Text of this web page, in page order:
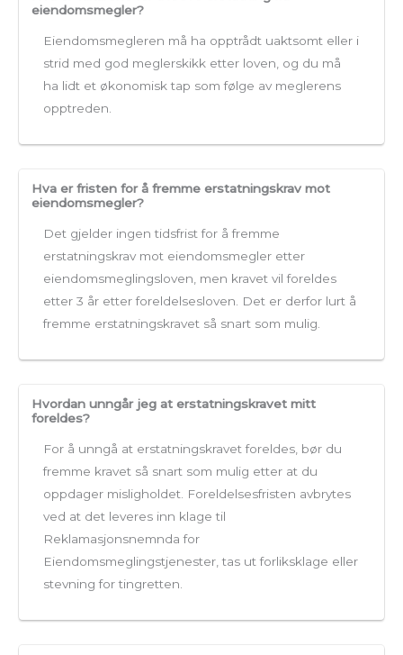
eiendomsmegler?
Eiendomsmegleren må ha opptrådt uaktsomt eller i
strid med god meglerskikk etter loven, og du må
ha lidt et økonomisk tap som følge av meglerens
opptreden.
Hva er fristen for å fremme erstatningskrav mot
eiendomsmegler?
Det gjelder ingen tidsfrist for å fremme
erstatningskrav mot eiendomsmegler etter
eiendomsmeglingsloven, men kravet vil foreldes
etter 3 år etter foreldelsesloven. Det er derfor lurt å
fremme erstatningskravet så snart som mulig.
Hvordan unngår jeg at erstatningskravet mitt
foreldes?
For å unngå at erstatningskravet foreldes, bør du
fremme kravet så snart som mulig etter at du
oppdager misligholdet. Foreldelsesfristen avbrytes
ved at det leveres inn klage til
Reklamasjonsnemnda for
Eiendomsmeglingstjenester, tas ut forliksklage eller
stevning for tingretten.